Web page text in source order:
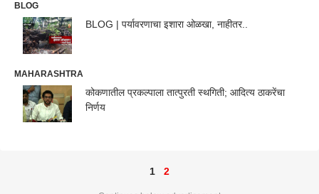
BLOG
BLOG | पर्यावरणाचा इशारा ओळखा, नाहीतर..
MAHARASHTRA
कोकणातील प्रकल्पाला तात्पुरती स्थगिती; आदित्य ठाकरेंचा
निर्णय
1 2